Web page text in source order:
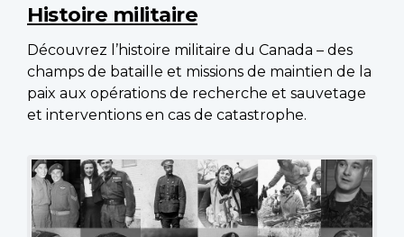
Histoire militaire
Découvrez l’histoire militaire du Canada – des
champs de bataille et missions de maintien de la
paix aux opérations de recherche et sauvetage
et interventions en cas de catastrophe.